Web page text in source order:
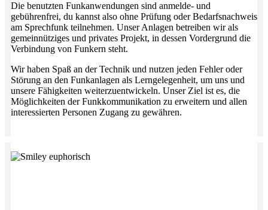
Die benutzten Funkanwendungen sind anmelde- und
gebührenfrei, du kannst also ohne Prüfung oder Bedarfsnachweis
am Sprechfunk teilnehmen. Unser Anlagen betreiben wir als
gemeinnütziges und privates Projekt, in dessen Vordergrund die
Verbindung von Funkern steht.
Wir haben Spaß an der Technik und nutzen jeden Fehler oder
Störung an den Funkanlagen als Lerngelegenheit, um uns und
unsere Fähigkeiten weiterzuentwickeln. Unser Ziel ist es, die
Möglichkeiten der Funkkommunikation zu erweitern und allen
interessierten Personen Zugang zu gewähren.